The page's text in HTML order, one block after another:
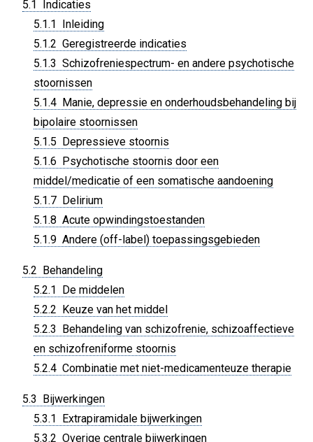
5.1 Indicaties
5.1.1 Inleiding
5.1.2 Geregistreerde indicaties
5.1.3 Schizofreniespectrum- en andere psychotische
stoornissen
5.1.4 Manie, depressie en onderhoudsbehandeling bij
bipolaire stoornissen
5.1.5 Depressieve stoornis
5.1.6 Psychotische stoornis door een
middel/medicatie of een somatische aandoening
5.1.7 Delirium
5.1.8 Acute opwindingstoestanden
5.1.9 Andere (off-label) toepassingsgebieden
5.2 Behandeling
5.2.1 De middelen
5.2.2 Keuze van het middel
5.2.3 Behandeling van schizofrenie, schizoaffectieve
en schizofreniforme stoornis
5.2.4 Combinatie met niet-medicamenteuze therapie
5.3 Bijwerkingen
5.3.1 Extrapiramidale bijwerkingen
5.3.2 Overige centrale bijwerkingen